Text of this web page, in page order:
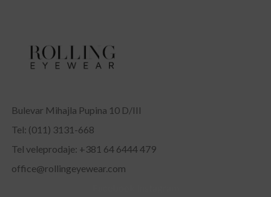
Bulevar Mihajla Pupina 10 D/III
Tel: (011) 3131-668
Tel veleprodaje: +381 64 6444 479
office@rollingeyewear.com